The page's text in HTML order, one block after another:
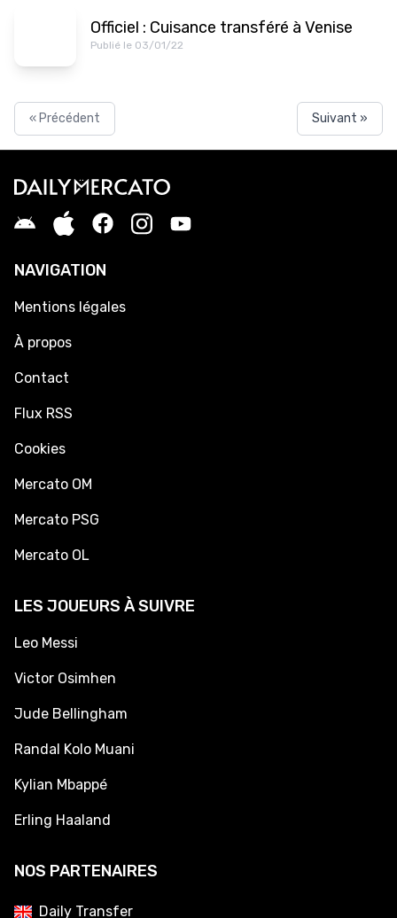
Officiel : Cuisance transféré à Venise
Publié le 03/01/22
« Précédent Suivant »
NAVIGATION
Mentions légales
À propos
Contact
Flux RSS
Cookies
Mercato OM
Mercato PSG
Mercato OL
LES JOUEURS À SUIVRE
Leo Messi
Victor Osimhen
Jude Bellingham
Randal Kolo Muani
Kylian Mbappé
Erling Haaland
NOS PARTENAIRES
Daily Transfer